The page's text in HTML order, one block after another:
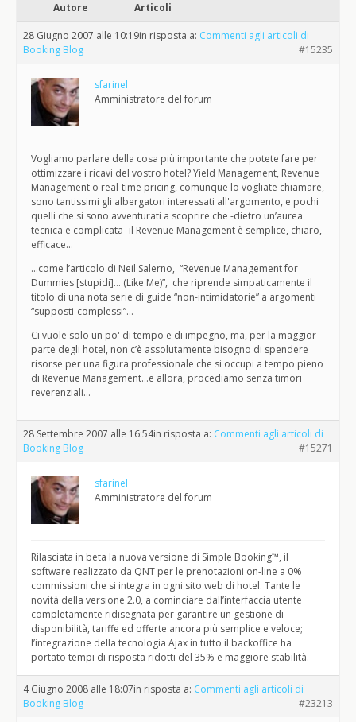
Autore Articoli
28 Giugno 2007 alle 10:19in risposta a: Commenti agli articoli di
Booking Blog
#15235
sfarinel
Amministratore del forum
Vogliamo parlare della cosa più importante che potete fare per
ottimizzare i ricavi del vostro hotel? Yield Management, Revenue
Management o real-time pricing, comunque lo vogliate chiamare,
sono tantissimi gli albergatori interessati all'argomento, e pochi
quelli che si sono avventurati a scoprire che -dietro un’aurea
tecnica e complicata- il Revenue Management è semplice, chiaro,
efficace…
…come l’articolo di Neil Salerno, “Revenue Management for
Dummies [stupidi]… (Like Me)”, che riprende simpaticamente il
titolo di una nota serie di guide “non-intimidatorie” a argomenti
“supposti-complessi”…
Ci vuole solo un po' di tempo e di impegno, ma, per la maggior
parte degli hotel, non c’è assolutamente bisogno di spendere
risorse per una figura professionale che si occupi a tempo pieno
di Revenue Management…e allora, procediamo senza timori
reverenziali…
28 Settembre 2007 alle 16:54in risposta a: Commenti agli articoli di
Booking Blog
#15271
sfarinel
Amministratore del forum
Rilasciata in beta la nuova versione di Simple Booking™, il
software realizzato da QNT per le prenotazioni on-line a 0%
commissioni che si integra in ogni sito web di hotel. Tante le
novità della versione 2.0, a cominciare dall’interfaccia utente
completamente ridisegnata per garantire un gestione di
disponibilità, tariffe ed offerte ancora più semplice e veloce;
l’integrazione della tecnologia Ajax in tutto il backoffice ha
portato tempi di risposta ridotti del 35% e maggiore stabilità.
4 Giugno 2008 alle 18:07in risposta a: Commenti agli articoli di
Booking Blog
#23213